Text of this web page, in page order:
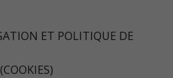
ET POLITIQUE DE